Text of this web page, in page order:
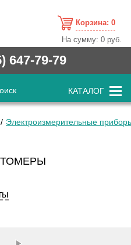
Корзина: 0
На сумму:0 руб.
647-79-79
КАТАЛОГ
Электроизмерительные